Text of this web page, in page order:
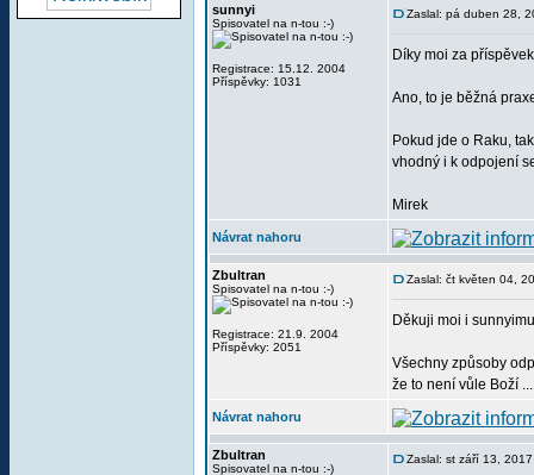
sunnyi
Spisovatel na n-tou :-)
Registrace: 15.12. 2004
Příspěvky: 1031
Zaslal: pá duben 28,
Díky moi za
Ano, to je běžná
Pokud jde o Raku,
vhodný i k odpojení
Mirek
Návrat nahoru
Zbultran
Spisovatel na n-tou :-)
Registrace: 21.9. 2004
Příspěvky: 2051
Zaslal: čt květen 04,
Děkuji moi i
Všechny způsoby
že to není vůle Boží
Návrat nahoru
Zbultran
Spisovatel na n-tou :-)
Zaslal: st září 13,